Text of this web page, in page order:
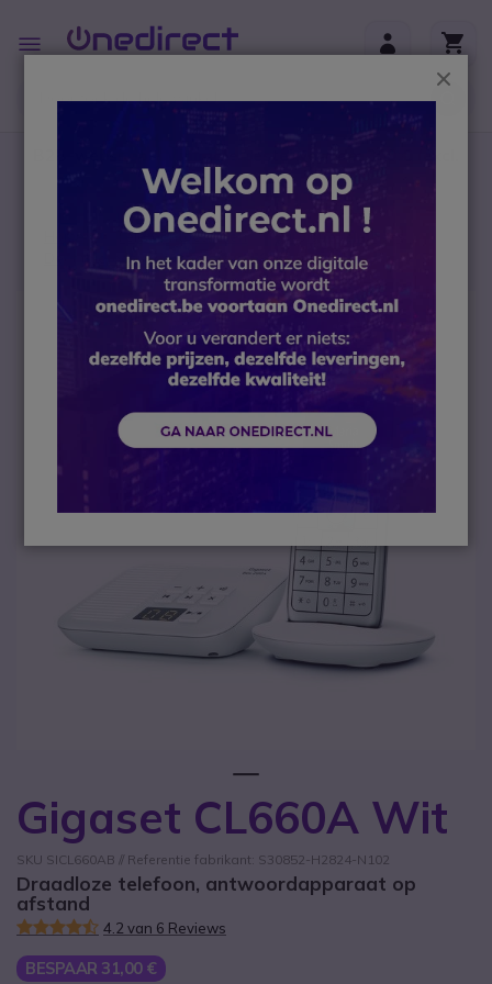
Toggle
Nav
btw)
Telefoontoestellen
Analoge telefoons
Dect telefoon
Gigaset CL660A Wit
Gigaset CL660A Wit
SKU SICL660AB // Referentie fabrikant: S30852-H2824-N102
Draadloze telefoon, antwoordapparaat op
afstand
4.2 van 6 Reviews
BESPAAR 31,00 €
Ga naar het einde van de afbeeldingen-gallerij
Ga naar het begin van de afbeeldingen-gallerij